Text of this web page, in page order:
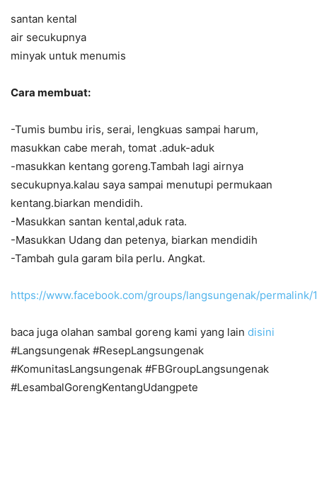
santan kental
air secukupnya
minyak untuk menumis
Cara membuat:
-Tumis bumbu iris, serai, lengkuas sampai harum,
masukkan cabe merah, tomat .aduk-aduk
-masukkan kentang goreng.Tambah lagi airnya
secukupnya.kalau saya sampai menutupi permukaan
kentang.biarkan mendidih.
-Masukkan santan kental,aduk rata.
-Masukkan Udang dan petenya, biarkan mendidih
-Tambah gula garam bila perlu. Angkat.
https://www.facebook.com/groups/langsungenak/permalink/
baca juga olahan sambal goreng kami yang lain disini
#Langsungenak #ResepLangsungenak
#KomunitasLangsungenak #FBGroupLangsungenak
#LesambalGorengKentangUdangpete